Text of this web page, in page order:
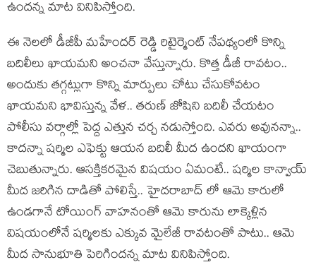
ఉందన్న మాట వినిపిస్తోంది.
ఈ నెలలో డీజీపీ మహేందర్ రెడ్డి రిటైర్మెంట్ నేపథ్యంలో కొన్ని
బదిలీలు ఖాయమని అంచనా వేస్తున్నారు. కొత్త డీజీ రావటం..
అందుకు తగ్గట్లుగా కొన్ని మార్పులు చోటు చేసుకోవటం
ఖాయమని భావిస్తున్న వేళ.. తరుణ్ జోషిని బదిలీ చేయటం
పోలీసు వర్గాల్లో పెద్ద ఎత్తున చర్చ నడుస్తోంది. ఎవరు అవునన్నా..
కాదన్నా షర్మిల ఎఫెక్టు ఆయన బదిలీ మీద ఉందని ఖాయంగా
చెబుతున్నారు. ఆసక్తికరమైన విషయం ఏమంటే.. షర్మిల కాన్వాయ్
మీద జరిగిన దాడితో పోలిస్తే.. హైదరాబాద్ లో ఆమె కారులో
ఉండగానే టోయింగ్ వాహనంతో ఆమె కారును లాక్కెళ్లిన
విషయంలోనే షర్మిలకు ఎక్కువ మైలేజీ రావటంతో పాటు.. ఆమె
మీద సానుభూతి పెరిగిందన్న మాట వినిపిస్తోంది.